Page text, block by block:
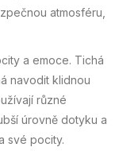
atmosféru,
a emoce. Tichá
navodit klidnou
různé
úrovně dotyku a
své pocity.